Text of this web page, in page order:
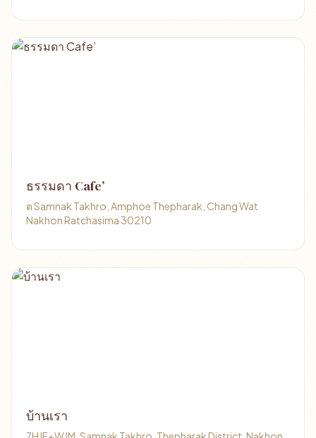
ธรรมดา Cafe’
ต Samnak Takhro, Amphoe Thepharak, Chang Wat
Nakhon Ratchasima 30210
บ้านเรา